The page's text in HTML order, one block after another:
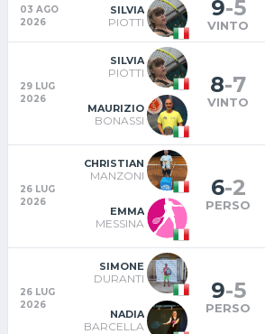
03 AGO
2026
SILVIA
PIOTTI
9-5
VINTO
29 LUG
2026
SILVIA
PIOTTI
MAURIZIO
BONASSI
8-7
VINTO
26 LUG
2026
CHRISTIAN
MANZONI
EMMA
MESSINA
6-2
PERSO
26 LUG
2026
SIMONE
DURANTI
NADIA
BARCELLA
9-5
PERSO